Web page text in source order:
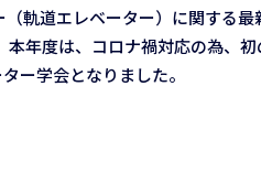
軌道エレベーター）に関する
年度は、コロナ禍対応の為、
ー学会となりました。